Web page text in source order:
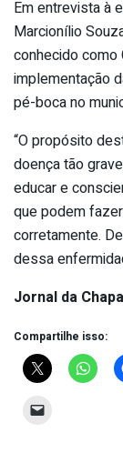
Em entrevista à
Marcionílio
conhecido como
implementação
pé-boca no
“O propósito
doença tão
educar e
que podem
corretamente.
dessa
Jornal da
Compartilhe isso: